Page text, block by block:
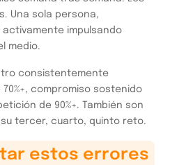
Una sola persona,
activamente impulsando
medio.
consistentemente
compromiso sostenido
de 90%+. También son
tercer, cuarto, quinto reto.
estos errores